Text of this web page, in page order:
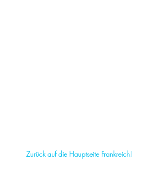
Zurück auf die Hauptseite Frankreich!